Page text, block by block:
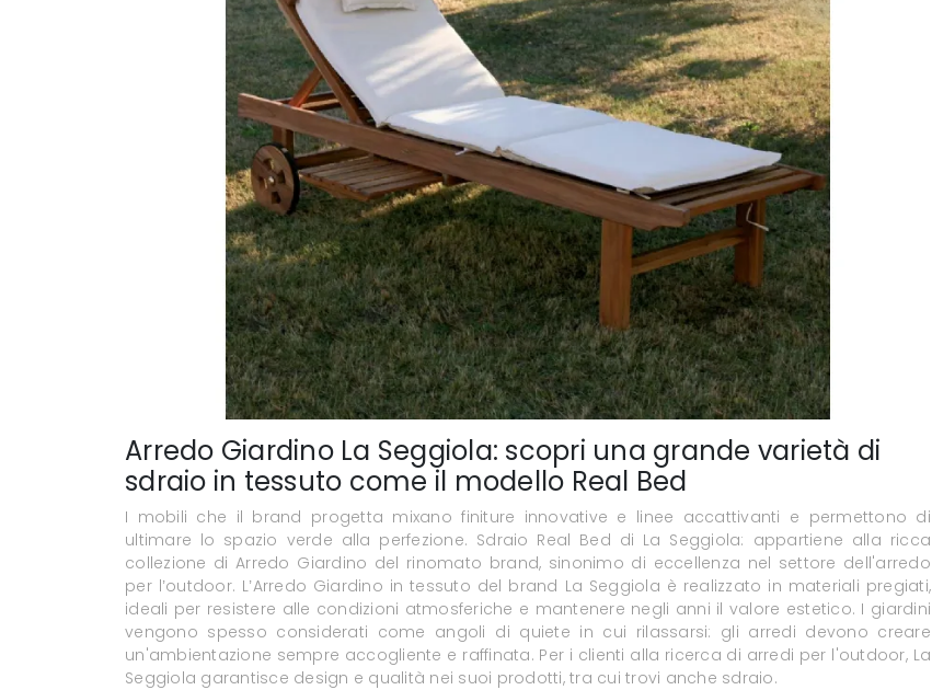
Arredo Giardino La Seggiola: scopri una grande varietà di
sdraio in tessuto come il modello Real Bed
I mobili che il brand progetta mixano finiture innovative e linee accattivanti e permettono di
ultimare lo spazio verde alla perfezione. Sdraio Real Bed di La Seggiola: appartiene alla ricca
collezione di Arredo Giardino del rinomato brand, sinonimo di eccellenza nel settore dell'arredo
per l’outdoor. L’Arredo Giardino in tessuto del brand La Seggiola è realizzato in materiali pregiati,
ideali per resistere alle condizioni atmosferiche e mantenere negli anni il valore estetico. I giardini
vengono spesso considerati come angoli di quiete in cui rilassarsi: gli arredi devono creare
un'ambientazione sempre accogliente e raffinata. Per i clienti alla ricerca di arredi per l'outdoor, La
Seggiola garantisce design e qualità nei suoi prodotti, tra cui trovi anche sdraio.